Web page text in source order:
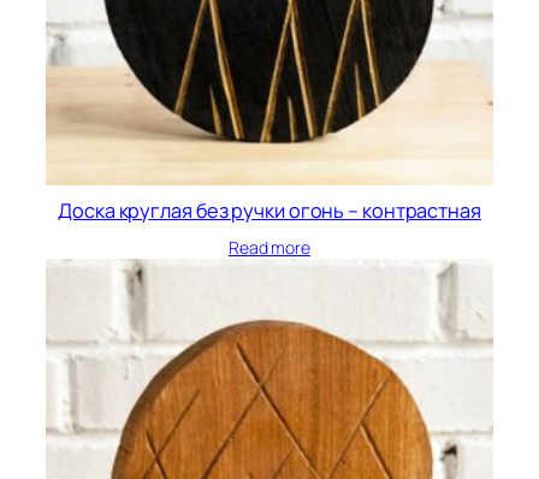
Доска круглая без ручки огонь – контрастная
Read more